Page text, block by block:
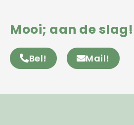
Mooi; aan de slag!
Bel! Mail!